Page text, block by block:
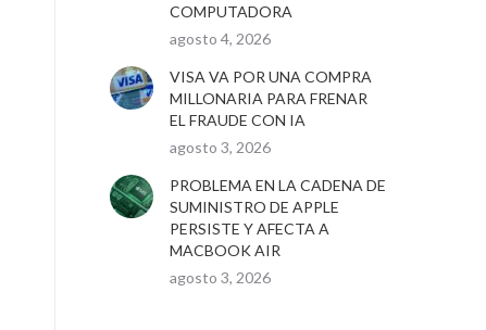
COMPUTADORA
agosto 4, 2026
VISA VA POR UNA COMPRA
MILLONARIA PARA FRENAR
EL FRAUDE CON IA
agosto 3, 2026
PROBLEMA EN LA CADENA DE
SUMINISTRO DE APPLE
PERSISTE Y AFECTA A
MACBOOK AIR
agosto 3, 2026